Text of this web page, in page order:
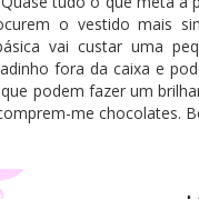
o vestido mais
vai custar uma
fora da caixa e
podem fazer um
me chocolates.